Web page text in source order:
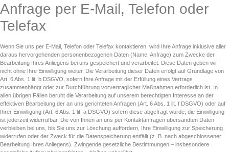
Anfrage per E-Mail, Telefon oder
Telefax
Wenn Sie uns per E-Mail, Telefon oder Telefax kontaktieren, wird Ihre Anfrage inklusive aller
daraus hervorgehenden personenbezogenen Daten (Name, Anfrage) zum Zwecke der
Bearbeitung Ihres Anliegens bei uns gespeichert und verarbeitet. Diese Daten geben wir
nicht ohne Ihre Einwilligung weiter. Die Verarbeitung dieser Daten erfolgt auf Grundlage von
Art. 6 Abs. 1 lit. b DSGVO, sofern Ihre Anfrage mit der Erfüllung eines Vertrags
zusammenhängt oder zur Durchführung vorvertraglicher Maßnahmen erforderlich ist. In
allen übrigen Fällen beruht die Verarbeitung auf unserem berechtigten Interesse an der
effektiven Bearbeitung der an uns gerichteten Anfragen (Art. 6 Abs. 1 lit. f DSGVO) oder auf
Ihrer Einwilligung (Art. 6 Abs. 1 lit. a DSGVO) sofern diese abgefragt wurde; die Einwilligung
ist jederzeit widerrufbar. Die von Ihnen an uns per Kontaktanfragen übersandten Daten
verbleiben bei uns, bis Sie uns zur Löschung auffordern, Ihre Einwilligung zur Speicherung
widerrufen oder der Zweck für die Datenspeicherung entfällt (z. B. nach abgeschlossener
Bearbeitung Ihres Anliegens). Zwingende gesetzliche Bestimmungen – insbesondere